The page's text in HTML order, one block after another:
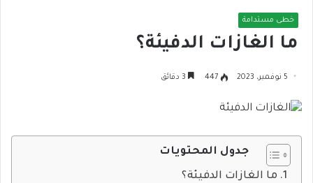
خطى مستدامة
ما الغازات الدفيئة؟
5 نوفمبر، 2023 447
جدول المحتويات
ما الغازات الدفيئة؟